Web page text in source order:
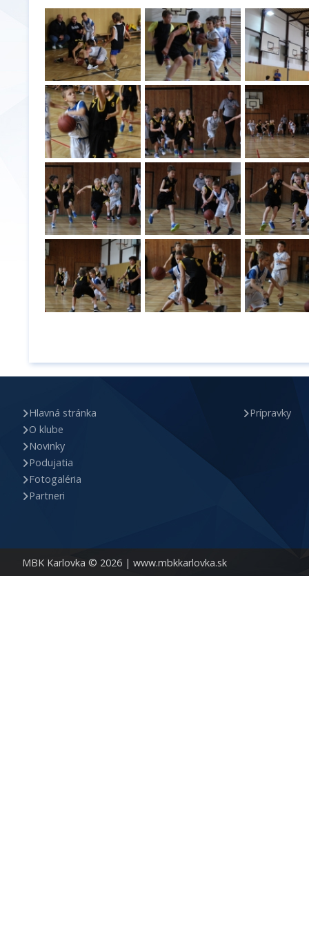
MBK Karlovka © 2026 | www.mbkkarlovka.sk
Hlavná stránka
O klube
Novinky
Podujatia
Fotogaléria
Partneri
Prípravky